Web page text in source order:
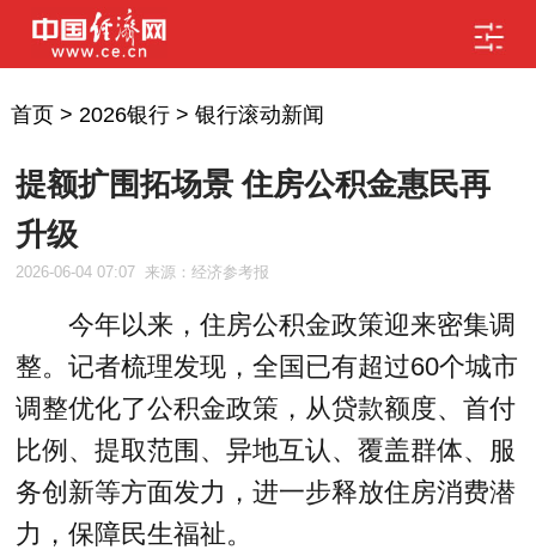
首页> 2026银行> 银行滚动新闻
提额扩围拓场景 住房公积金惠民再
升级
2026-06-04 07:07 来源：经济参考报
今年以来，住房公积金政策迎来密集调
整。记者梳理发现，全国已有超过60个城市
调整优化了公积金政策，从贷款额度、首付
比例、提取范围、异地互认、覆盖群体、服
务创新等方面发力，进一步释放住房消费潜
力，保障民生福祉。